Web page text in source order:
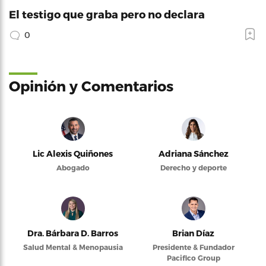
El testigo que graba pero no declara
0
Opinión y Comentarios
Lic Alexis Quiñones
Abogado
Adriana Sánchez
Derecho y deporte
Dra. Bárbara D. Barros
Salud Mental & Menopausia
Brian Díaz
Presidente & Fundador
Pacifico Group